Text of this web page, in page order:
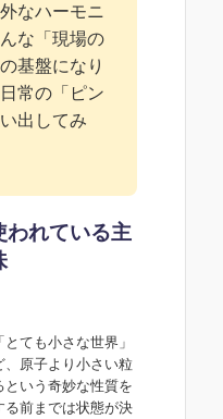
なハーモニ
な「現場の
基盤になり
常の「ピン
出してみ
れている主
ても小さな世界」
、原子より小さい粒
いう奇妙な性質を
る前までは状態が決